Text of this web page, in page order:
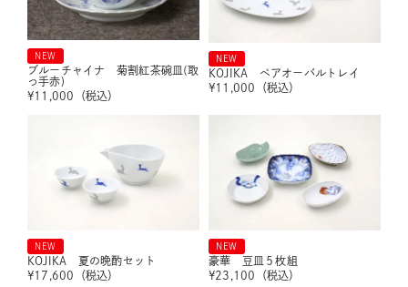
NEW
ブルーチャイナ 菊割紅茶碗皿(取
っ手赤)
¥11,000 （税込）
NEW
KOJIKA ペアオーバルトレイ
¥11,000 （税込）
NEW
KOJIKA 夏の晩酌セット
¥17,600 （税込）
NEW
豪華 豆皿５枚組
¥23,100 （税込）